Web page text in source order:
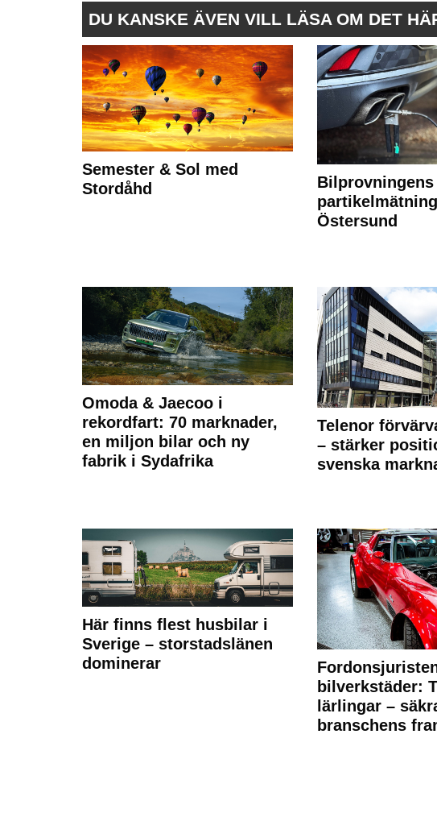
DU KANSKE ÄVEN VILL LÄSA OM DET
Semester & Sol med
Stordåhd
Östersund
Omoda & Jaecoo i
rekordfart: 70 marknader,
en miljon bilar och ny
fabrik i Sydafrika
Telenor
– stärker
svenska
Här finns flest husbilar i
Sverige – storstadslänen
dominerar
bilverkstäder:
lärlingar –
branschens